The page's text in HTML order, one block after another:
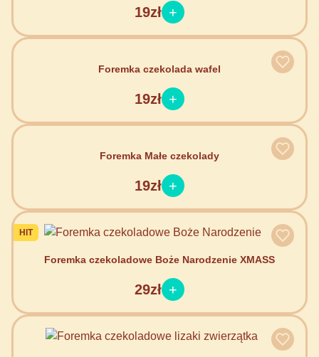
19zł
Foremka czekolada wafel
19zł
Foremka Małe czekolady
19zł
HIT
Foremka czekoladowe Boże Narodzenie XMASS
29zł